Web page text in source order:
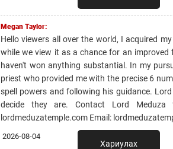
Megan Taylor:
Hello viewers all over the world, I acquired
while we view it as a chance for an
haven't won anything substantial. In my
priest who provided me with the precise 6
spell powers and following his guidance.
decide they are. Contact Lord
lordmeduzatemple.com Email:
2026-08-04
Хариулах